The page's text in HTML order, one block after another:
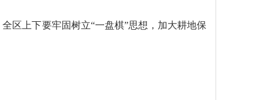
区上下要牢固树立“一盘棋”思想，加大耕地保